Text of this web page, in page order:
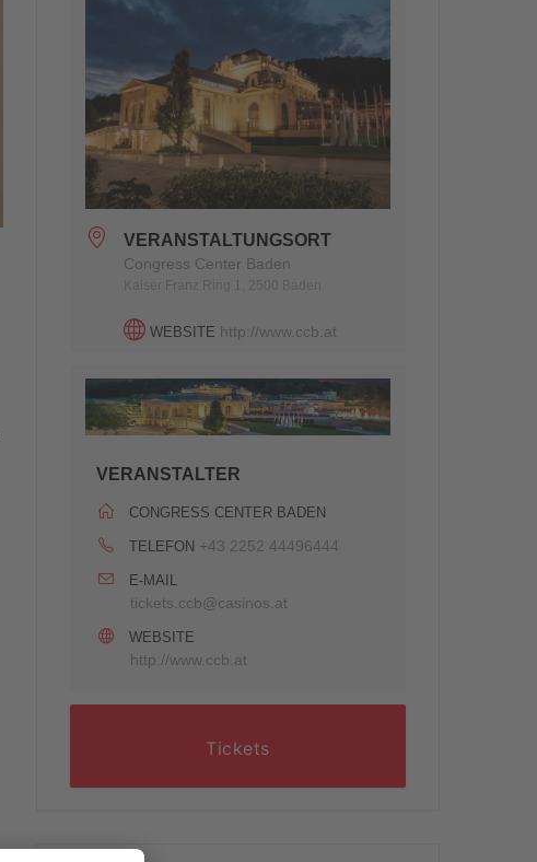
VERANSTALTUNGSORT
Congress Center Baden
WEBSITE http://www.ccb.at
VERANSTALTER
CONGRESS CENTER BADEN
TELEFON +43 2252 44496444
E-MAIL
tickets.ccb@casinos.at
WEBSITE
http://www.ccb.at
Tickets